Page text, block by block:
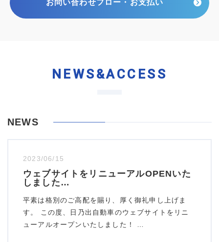
お問い合わせフロー・お支払い
NEWS&ACCESS
NEWS
2023/06/15
ウェブサイトをリニューアルOPENいた
しました…
平素は格別のご高配を賜り、厚く御礼申し上げま
す。 この度、日乃出自動車のウェブサイトをリニ
ューアルオープンいたしました！ …